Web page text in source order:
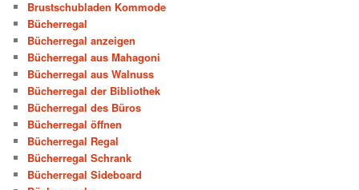
Brustschubladen Kommode
Bücherregal
Bücherregal anzeigen
Bücherregal aus Mahagoni
Bücherregal aus Walnuss
Bücherregal der Bibliothek
Bücherregal des Büros
Bücherregal öffnen
Bücherregal Regal
Bücherregal Schrank
Bücherregal Sideboard